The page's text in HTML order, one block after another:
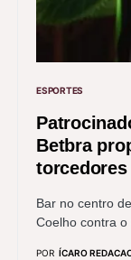
ESPORTES
Betbra
torcedores
Bar no centro
Coelho contra o
POR ÍCARO